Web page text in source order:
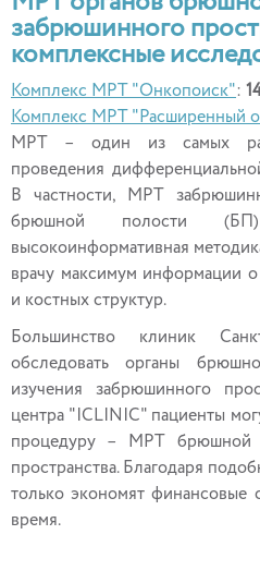
МРТ – один из самых
проведения
В частности, МРТ
брюшной полости
высокоинформативная
врачу максимум информации о
и костных структур.
Большинство клиник
обследовать органы
изучения забрюшинного
центра "ICLINIC" пациенты
процедуру – МРТ брюшной
пространства. Благодаря
только экономят финансовые
время.
забрюшинного
комплексные
Комплекс МРТ "Онкопоиск":
Комплекс МРТ "Расширенный